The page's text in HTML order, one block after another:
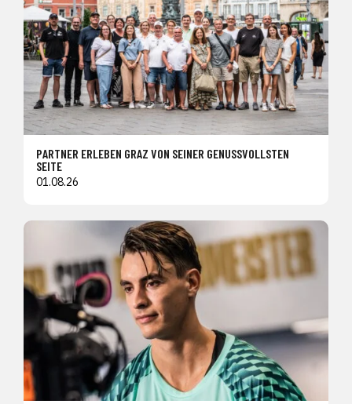
PARTNER ERLEBEN GRAZ VON SEINER GENUSSVOLLSTEN
SEITE
01.08.26